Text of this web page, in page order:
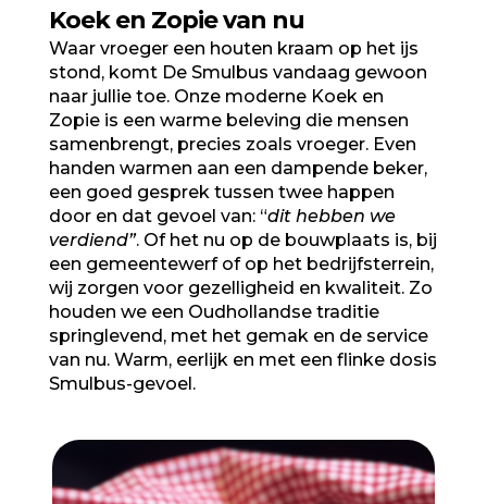
Koek en Zopie van nu
Waar vroeger een houten kraam op het ijs
stond, komt De Smulbus vandaag gewoon
naar jullie toe. Onze moderne Koek en
Zopie is een warme beleving die mensen
samenbrengt, precies zoals vroeger. Even
handen warmen aan een dampende beker,
een goed gesprek tussen twee happen
door en dat gevoel van: “dit hebben we
verdiend”. Of het nu op de bouwplaats is, bij
een gemeentewerf of op het bedrijfsterrein,
wij zorgen voor gezelligheid en kwaliteit. Zo
houden we een Oudhollandse traditie
springlevend, met het gemak en de service
van nu. Warm, eerlijk en met een flinke dosis
Smulbus-gevoel.